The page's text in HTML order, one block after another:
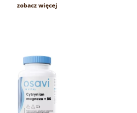
zobacz więcej